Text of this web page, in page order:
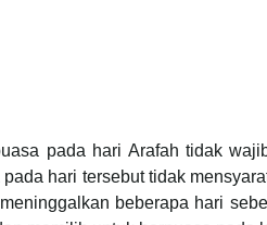
pada hari Arafah tidak
hari tersebut tidak
beberapa hari